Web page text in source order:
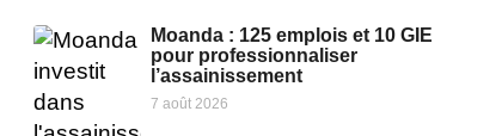
Moanda : 125 emplois et 10 GIE
pour professionnaliser
l’assainissement
7 août 2026